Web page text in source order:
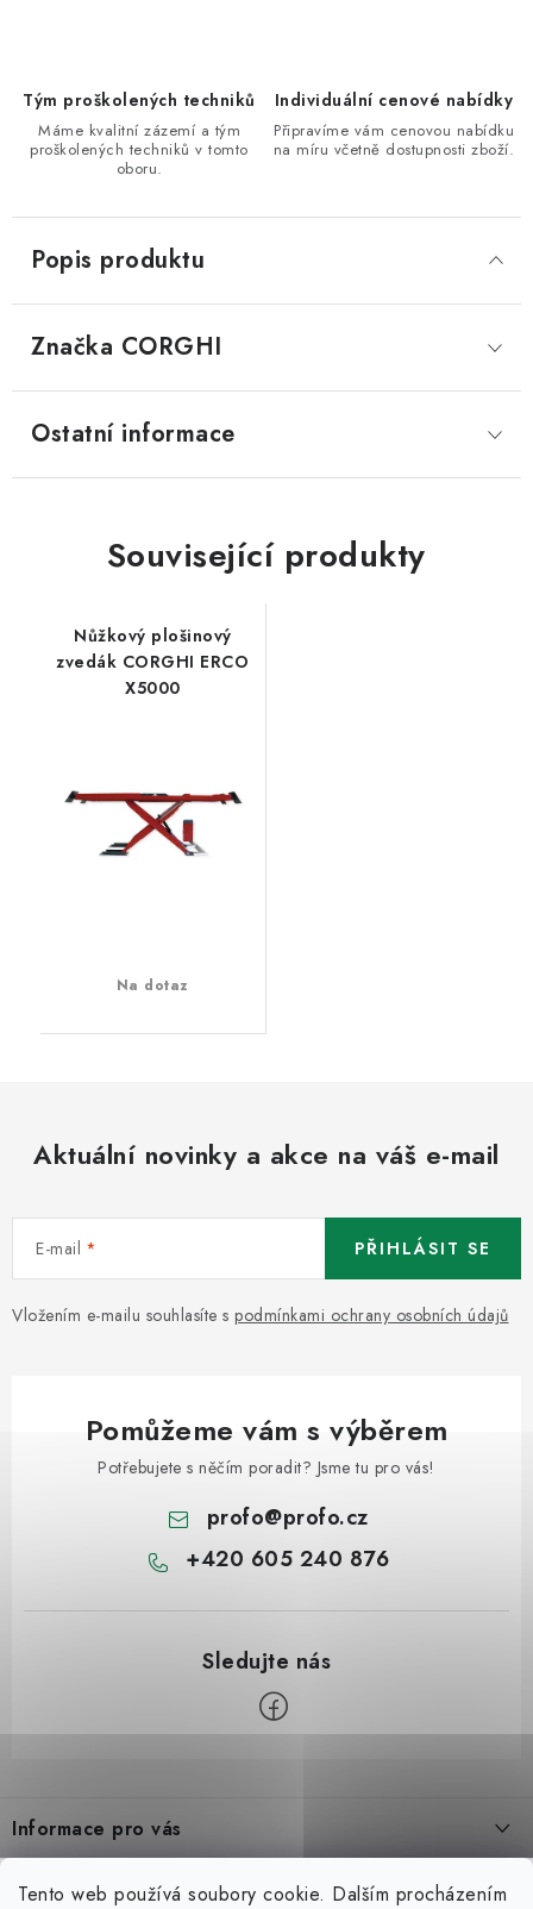
Tento web používá soubory cookie. Dalším procházením
Tým proškolených techniků
Máme kvalitní zázemí a tým
proškolených techniků v tomto
oboru.
Individuální cenové nabídky
Připravíme vám cenovou nabídku
na míru včetně dostupnosti zboží.
Popis produktu
Značka CORGHI
Ostatní informace
Související produkty
Nůžkový plošinový
zvedák CORGHI ERCO
X5000
Na dotaz
Aktuální novinky a akce na váš e-mail
E-mail
Vložením e-mailu souhlasíte s podmínkami ochrany osobních údajů
PŘIHLÁSIT SE
Pomůžeme vám s výběrem
Potřebujete s něčím poradit? Jsme tu pro vás!
profo@profo.cz
+420 605 240 876
p
a
Informace pro vás
Možná hledáte